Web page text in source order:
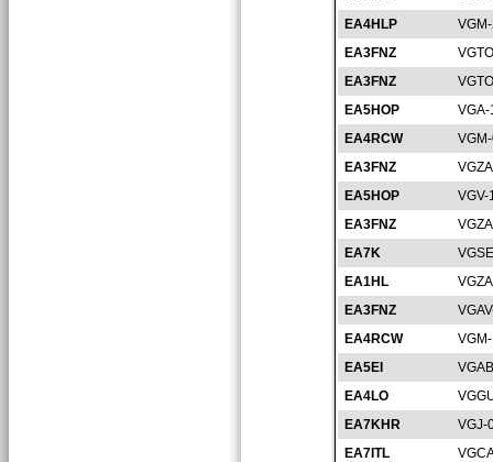
EA4HLP
EA3FNZ
EA3FNZ
EA5HOP
EA4RCW
EA3FNZ
EA5HOP
VGV-
EA3FNZ
EA7K
EA1HL
EA3FNZ
EA4RCW
EA5EI
EA4LO
EA7KHR
VGJ-
EA7ITL